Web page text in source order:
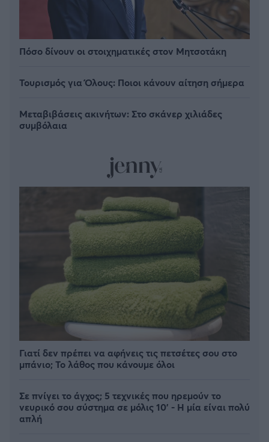
Πόσο δίνουν οι στοιχηματικές στον Μητσοτάκη
Τουρισμός για Όλους: Ποιοι κάνουν αίτηση σήμερα
Μεταβιβάσεις ακινήτων: Στο σκάνερ χιλιάδες
συμβόλαια
Γιατί δεν πρέπει να αφήνεις τις πετσέτες σου στο
μπάνιο; Το λάθος που κάνουμε όλοι
Σε πνίγει το άγχος; 5 τεχνικές που ηρεμούν το
νευρικό σου σύστημα σε μόλις 10' - Η μία είναι πολύ
απλή